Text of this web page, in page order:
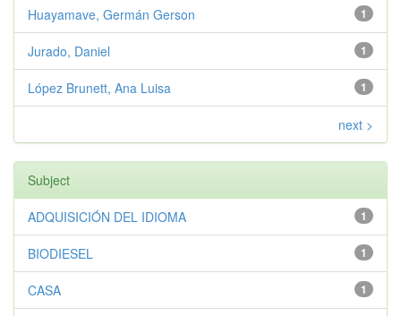
1
Huayamave, Germán Gerson
1
Jurado, Daniel
1
López Brunett, Ana Luisa
next >
Subject
1
ADQUISICIÓN DEL IDIOMA
1
BIODIESEL
1
CASA